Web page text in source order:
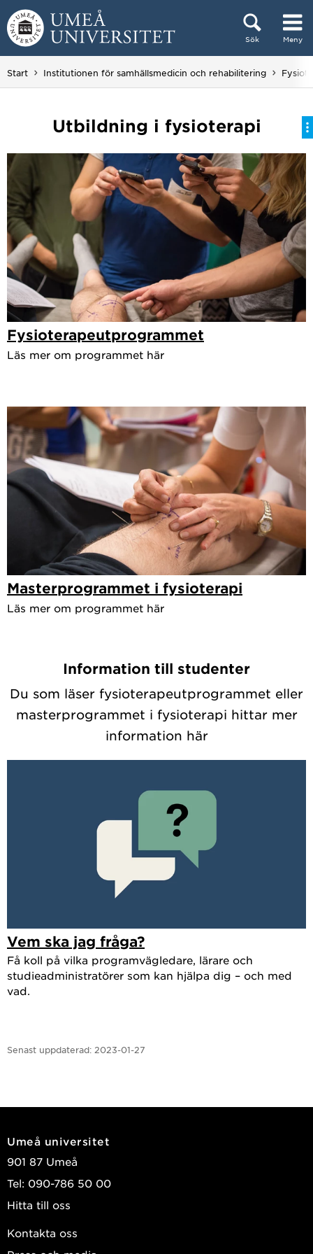
Hoppa direkt till innehållet
Sök Meny
Huvudmenyn dold.
Start Institutionen för samhällsmedicin och rehabilitering
Utbildning i fysioterapi
Fysioterapeutprogrammet
Läs mer om programmet här
Masterprogrammet i fysioterapi
Läs mer om programmet här
Information till studenter
Du som läser fysioterapeutprogrammet eller
masterprogrammet i fysioterapi hittar mer
information här
Vem ska jag fråga?
Få koll på vilka programvägledare, lärare och
studieadministratörer som kan hjälpa dig – och med
vad.
Senast uppdaterad: 2023-01-27
Umeå universitet
901 87 Umeå
Tel: 090-786 50 00
Hitta till oss
Kontakta oss